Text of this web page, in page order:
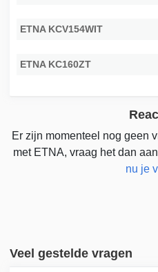
ETNA KCV154WIT
ETNA KC160ZT
Er zijn momenteel nog geen
met ETNA, vraag het dan
nu je
Veel gestelde vragen